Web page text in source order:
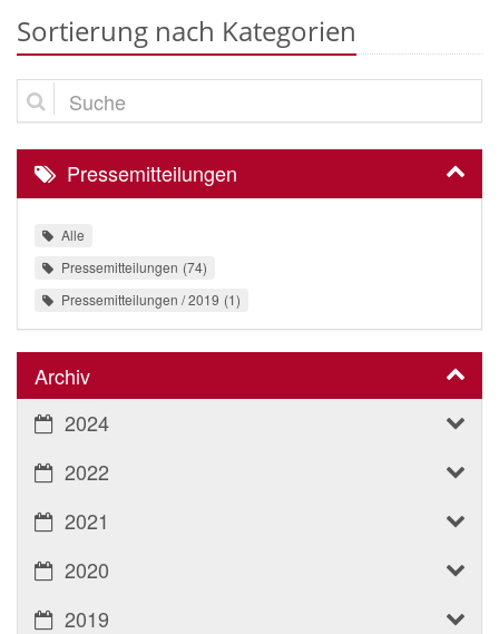
Sortierung nach Kategorien
Suche
Pressemitteilungen
Alle
Pressemitteilungen 74
Pressemitteilungen / 2019 1
Archiv
2024
2022
2021
2020
2019